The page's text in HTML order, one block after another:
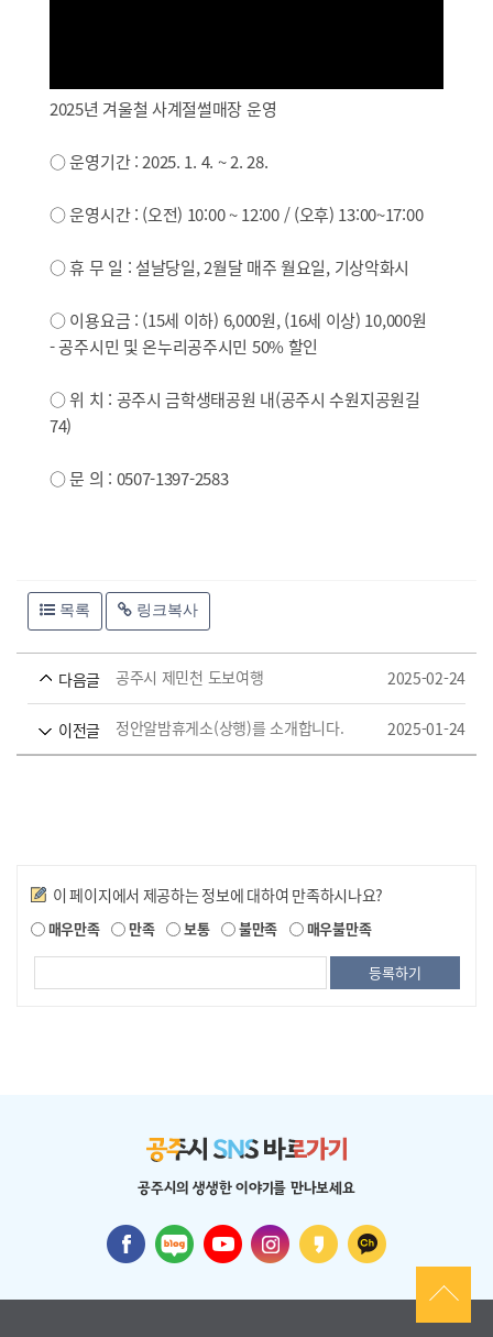
2025년 겨울철 사계절썰매장 운영
○ 운영기간 : 2025. 1. 4. ~ 2. 28.
○ 운영시간 : (오전) 10:00 ~ 12:00 / (오후) 13:00~17:00
○ 휴 무 일 : 설날당일, 2월달 매주 월요일, 기상악화시
○ 이용요금 : (15세 이하) 6,000원, (16세 이상) 10,000원
- 공주시민 및 온누리공주시민 50% 할인
○ 위 치 : 공주시 금학생태공원 내(공주시 수원지공원길
74)
○ 문 의 : 0507-1397-2583
목록 링크복사
다음글 공주시 제민천 도보여행 2025-02-24
이전글 정안알밤휴게소(상행)를 소개합니다. 2025-01-24
만족도조사
이 페이지에서 제공하는 정보에 대하여 만족하시나요?
매우만족 만족 보통 불만족 매우불만족
공주시의 생생한 이야기를 만나보세요